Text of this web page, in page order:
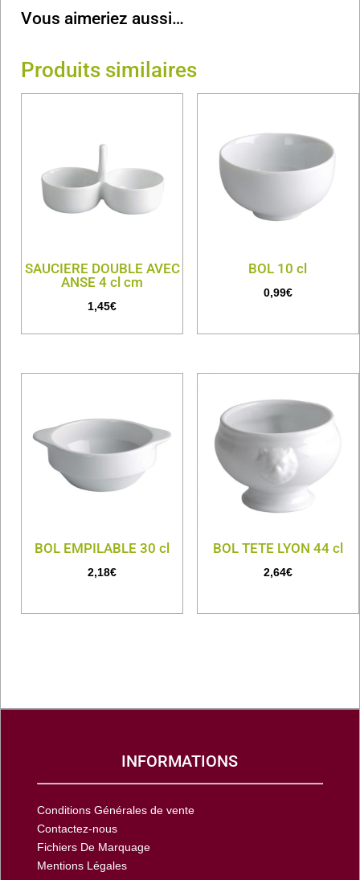
Vous aimeriez aussi…
Produits similaires
SAUCIERE DOUBLE AVEC
ANSE 4 cl cm
1,45€
BOL 10 cl
0,99€
BOL EMPILABLE 30 cl
2,18€
BOL TETE LYON 44 cl
2,64€
INFORMATIONS
Conditions Générales de vente
Contactez-nous
Fichiers De Marquage
Mentions Légales